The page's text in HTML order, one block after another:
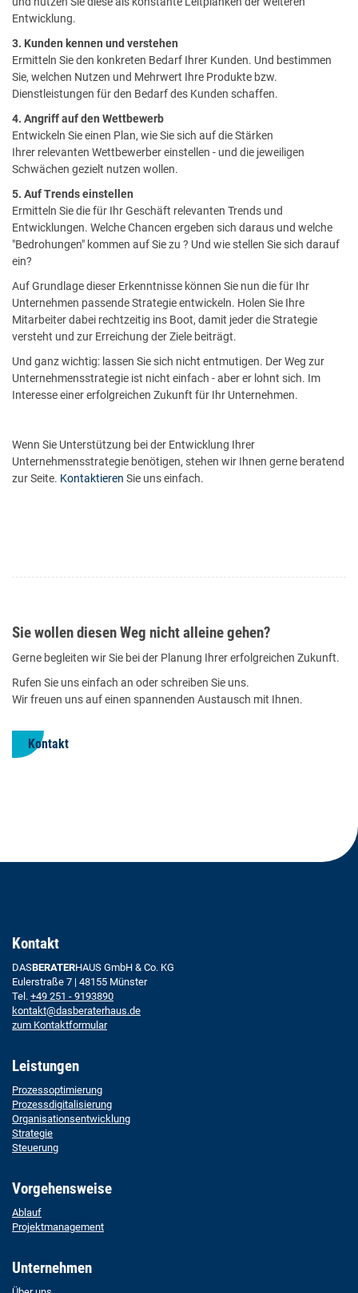
Entwicklung.
3. Kunden kennen und verstehen
Ermitteln Sie den konkreten Bedarf Ihrer Kunden. Und bestimmen
Sie, welchen Nutzen und Mehrwert Ihre Produkte bzw.
Dienstleistungen für den Bedarf des Kunden schaffen.
4. Angriff auf den Wettbewerb
Entwickeln Sie einen Plan, wie Sie sich auf die Stärken
Ihrer relevanten Wettbewerber einstellen - und die jeweiligen
Schwächen gezielt nutzen wollen.
5. Auf Trends einstellen
Ermitteln Sie die für Ihr Geschäft relevanten Trends und
Entwicklungen. Welche Chancen ergeben sich daraus und welche
"Bedrohungen" kommen auf Sie zu ? Und wie stellen Sie sich darauf
ein?
Auf Grundlage dieser Erkenntnisse können Sie nun die für Ihr
Unternehmen passende Strategie entwickeln. Holen Sie Ihre
Mitarbeiter dabei rechtzeitig ins Boot, damit jeder die Strategie
versteht und zur Erreichung der Ziele beiträgt.
Und ganz wichtig: lassen Sie sich nicht entmutigen. Der Weg zur
Unternehmensstrategie ist nicht einfach - aber er lohnt sich. Im
Interesse einer erfolgreichen Zukunft für Ihr Unternehmen.
Wenn Sie Unterstützung bei der Entwicklung Ihrer
Unternehmensstrategie benötigen, stehen wir Ihnen gerne beratend
zur Seite. Kontaktieren Sie uns einfach.
Sie wollen diesen Weg nicht alleine gehen?
Gerne begleiten wir Sie bei der Planung Ihrer erfolgreichen Zukunft.
Rufen Sie uns einfach an oder schreiben Sie uns.
​Wir freuen uns auf einen spannenden Austausch mit Ihnen.
Kontakt
Kontakt
DASBERATERHAUS GmbH & Co. KG
Eulerstraße 7 | 48155 Münster
Tel. +49 251 - 9193890
kontakt@dasberaterhaus.de
zum Kontaktformular
Leistungen
Prozessoptimierung
Prozessdigitalisierung
Organisationsentwicklung
Strategie
Steuerung
Vorgehensweise
Ablauf
Projektmanagement
Unternehmen